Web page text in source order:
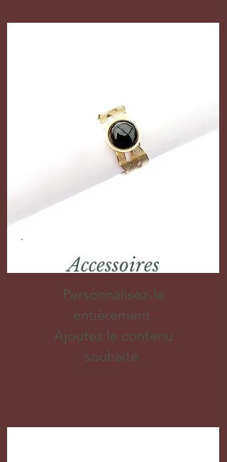
Accessoires
Personnalisez-le
entièrement.
Ajoutez le contenu
souhaité.